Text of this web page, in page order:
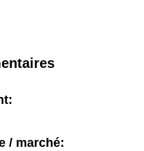
/ marché: